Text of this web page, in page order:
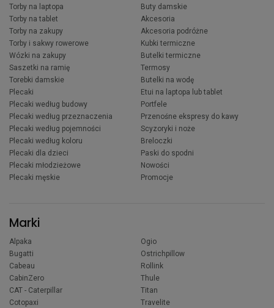
Torby na laptopa
Torby na tablet
Torby na zakupy
Torby i sakwy rowerowe
Wózki na zakupy
Saszetki na ramię
Torebki damskie
Plecaki
Plecaki według budowy
Plecaki według przeznaczenia
Plecaki według pojemności
Plecaki według koloru
Plecaki dla dzieci
Plecaki młodzieżowe
Plecaki męskie
Buty damskie
Akcesoria
Akcesoria podróżne
Kubki termiczne
Butelki termiczne
Termosy
Butelki na wodę
Etui na laptopa lub tablet
Portfele
Przenośne ekspresy do kawy
Scyzoryki i noże
Breloczki
Paski do spodni
Nowości
Promocje
Marki
Alpaka
Bugatti
Cabeau
CabinZero
CAT - Caterpillar
Cotopaxi
Ogio
Ostrichpillow
Rollink
Thule
Titan
Travelite